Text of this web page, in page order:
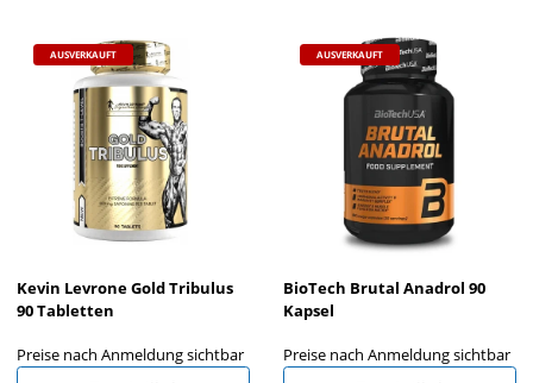
AUSVERKAUFT
Kevin Levrone Gold Tribulus
90 Tabletten
Preise nach Anmeldung sichtbar
AUSVERKAUFT
BioTech Brutal Anadrol 90
Kapsel
Preise nach Anmeldung sichtbar